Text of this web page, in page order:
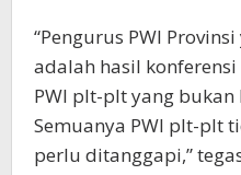
“Pengurus PWI
adalah hasil
PWI plt-plt yang
Semuanya PWI plt-plt
perlu ditanggapi,”